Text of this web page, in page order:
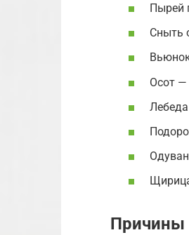
Пырей
Сныть
Осот
Причины